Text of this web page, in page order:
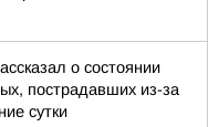
о состоянии
пострадавших из-за
сутки